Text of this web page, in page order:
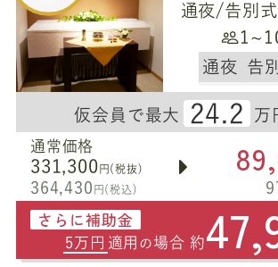
通夜/告別
通夜 告
仮会員で最大 24.2 万
通常価格
331,300 円(税抜)
364,430 円(税込)
さらに補助金
5万円 適用 の 場合 約